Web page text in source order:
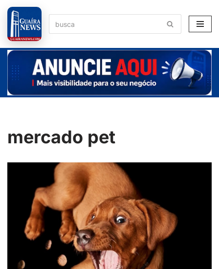
Pular
para
o
conteúdo
mercado pet